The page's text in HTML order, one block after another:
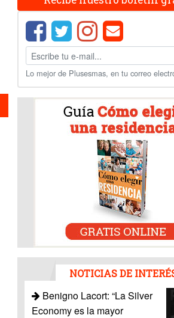
Lo mejor de Plusesmas, en tu correo
NOTICIAS DE
Benigno Lacort: “La Silver
Economy es la mayor